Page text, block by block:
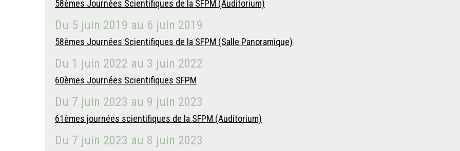
58èmes Journées Scientifiques de la SFPM (Auditorium)
Du 5 juin 2019 au 6 juin 2019
58èmes Journées Scientifiques de la SFPM (Salle Panoramique)
Du 1 juin 2022 au 3 juin 2022
60èmes Journées Scientifiques SFPM
Du 7 juin 2023 au 9 juin 2023
61èmes journées scientifiques de la SFPM (Auditorium)
Du 7 juin 2023 au 8 juin 2023